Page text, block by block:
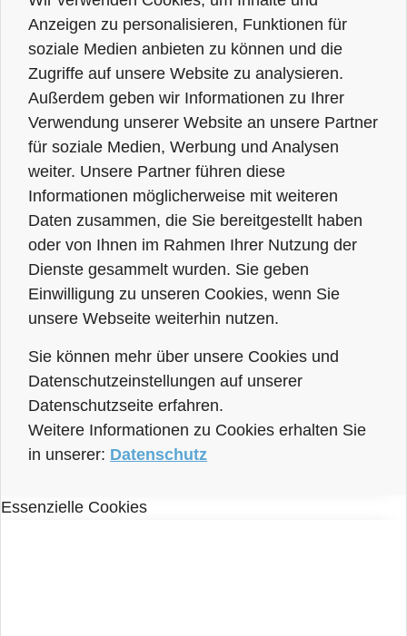
Anzeigen zu personalisieren, Funktionen für
soziale Medien anbieten zu können und die
Zugriffe auf unsere Website zu analysieren.
Außerdem geben wir Informationen zu Ihrer
Verwendung unserer Website an unsere Partner
für soziale Medien, Werbung und Analysen
weiter. Unsere Partner führen diese
Informationen möglicherweise mit weiteren
Daten zusammen, die Sie bereitgestellt haben
oder von Ihnen im Rahmen Ihrer Nutzung der
Dienste gesammelt wurden. Sie geben
Einwilligung zu unseren Cookies, wenn Sie
unsere Webseite weiterhin nutzen.
Sie können mehr über unsere Cookies und
Datenschutzeinstellungen auf unserer
Datenschutzseite erfahren.
Weitere Informationen zu Cookies erhalten Sie
in unserer: Datenschutz
Essenzielle Cookies